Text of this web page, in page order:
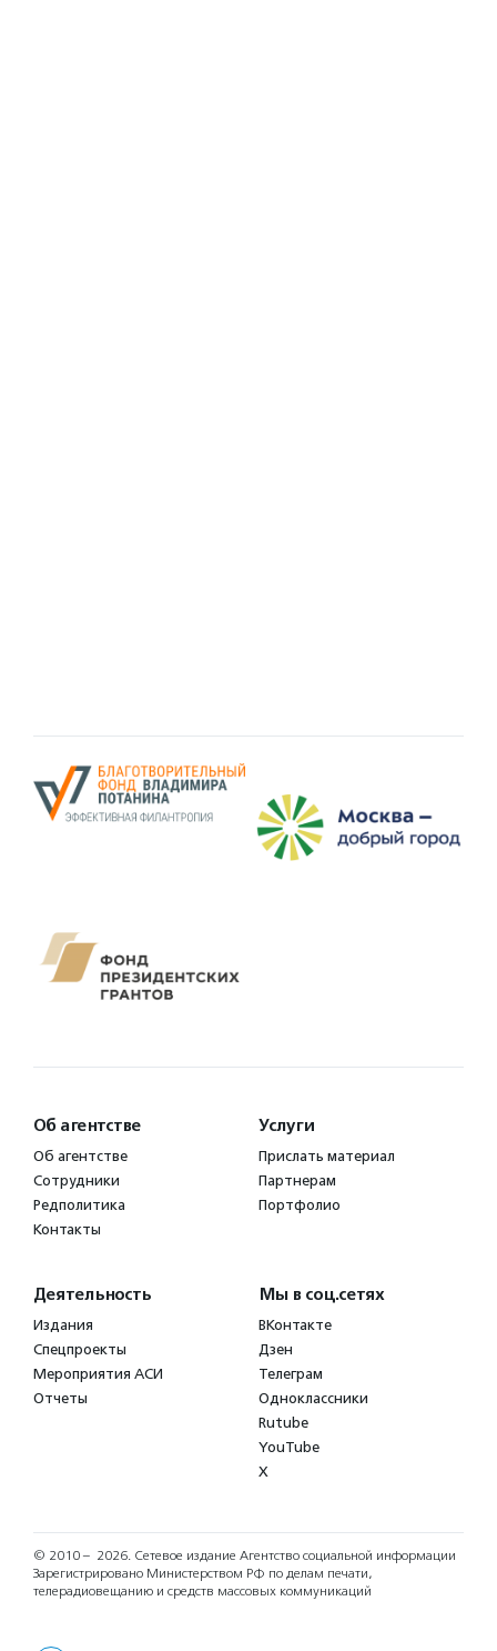
Об агентстве
Об агентстве
Сотрудники
Редполитика
Контакты
Услуги
Прислать материал
Партнерам
Портфолио
Деятельность
Издания
Спецпроекты
Мероприятия АСИ
Отчеты
Мы в соц.сетях
ВКонтакте
Дзен
Телеграм
Одноклассники
Rutube
YouTube
X
© 2010 – 2026. Сетевое издание Агентство социальной информации
Зарегистрировано Министерством РФ по делам печати,
телерадиовещанию и средств массовых коммуникаций